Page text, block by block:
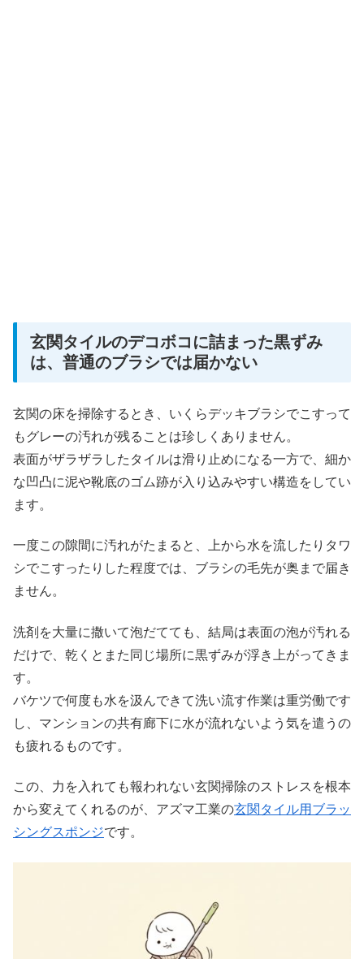
玄関タイルのデコボコに詰まった黒ずみ
は、普通のブラシでは届かない
玄関の床を掃除するとき、いくらデッキブラシでこすって
もグレーの汚れが残ることは珍しくありません。
表面がザラザラしたタイルは滑り止めになる一方で、細か
な凹凸に泥や靴底のゴム跡が入り込みやすい構造をしてい
ます。
一度この隙間に汚れがたまると、上から水を流したりタワ
シでこすったりした程度では、ブラシの毛先が奥まで届き
ません。
洗剤を大量に撒いて泡だてても、結局は表面の泡が汚れる
だけで、乾くとまた同じ場所に黒ずみが浮き上がってきま
す。
バケツで何度も水を汲んできて洗い流す作業は重労働です
し、マンションの共有廊下に水が流れないよう気を遣うの
も疲れるものです。
この、力を入れても報われない玄関掃除のストレスを根本
から変えてくれるのが、アズマ工業の玄関タイル用ブラッ
シングスポンジです。